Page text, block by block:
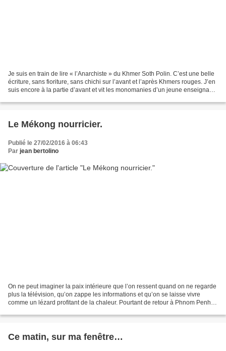
Je suis en train de lire « l’Anarchiste » du Khmer Soth Polin. C’est une belle
écriture, sans fioriture, sans chichi sur l’avant et l’après Khmers rouges. J’en
suis encore à la partie d’avant et vit les monomanies d’un jeune enseignant
Le Mékong nourricier.
Publié le 27/02/2016 à 06:43
Par jean bertolino
On ne peut imaginer la paix intérieure que l’on ressent quand on ne regarde
plus la télévision, qu’on zappe les informations et qu’on se laisse vivre
comme un lézard profitant de la chaleur. Pourtant de retour à Phnom Penh -
Ce matin, sur ma fenêtre…